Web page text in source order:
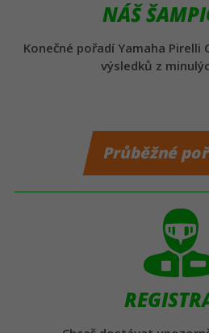
NÁŠ
Konečné pořadí Yamaha Pirelli
výsledků z
Průběžné